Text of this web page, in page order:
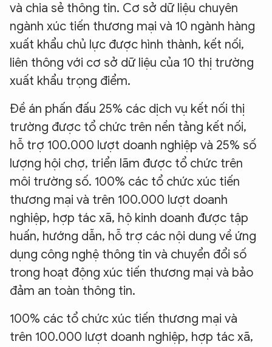
và chia sẻ thông tin. Cơ sở dữ liệu chuyên
ngành xúc tiến thương mại và 10 ngành hàng
xuất khẩu chủ lực được hình thành, kết nối,
liên thông với cơ sở dữ liệu của 10 thị trường
xuất khẩu trọng điểm.
Đề án phấn đấu 25% các dịch vụ kết nối thị
trường được tổ chức trên nền tảng kết nối,
hỗ trợ 100.000 lượt doanh nghiệp và 25% số
lượng hội chợ, triển lãm được tổ chức trên
môi trường số. 100% các tổ chức xúc tiến
thương mại và trên 100.000 lượt doanh
nghiệp, hợp tác xã, hộ kinh doanh được tập
huấn, hướng dẫn, hỗ trợ các nội dung về ứng
dụng công nghệ thông tin và chuyển đổi số
trong hoạt động xúc tiến thương mại và bảo
đảm an toàn thông tin.
100% các tổ chức xúc tiến thương mại và
trên 100.000 lượt doanh nghiệp, hợp tác xã,